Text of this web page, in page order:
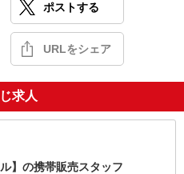
ポストする
URLをシェア
求人
ル】の携帯販売スタッフ